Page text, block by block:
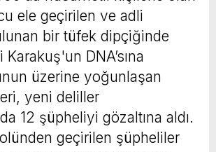
ele geçirilen ve adli
bir tüfek dipçiğinde
Karakuş'un DNA’sına
üzerine yoğunlaşan
yeni deliller
12 şüpheliyi gözaltına aldı.
geçirilen şüpheliler